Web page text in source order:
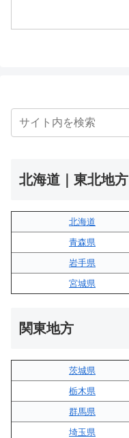
北海道｜東北地方
北海道
青森県
岩手県
宮城県
関東地方
茨城県
栃木県
群馬県
埼玉県